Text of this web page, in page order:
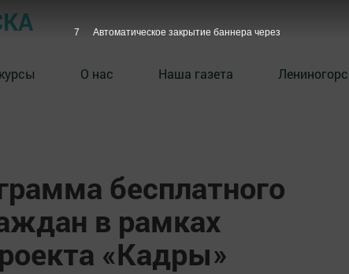
О нас Наша газета
бесплатного
в рамках
«Кадры»
6 Автоматическое закрытие баннера через